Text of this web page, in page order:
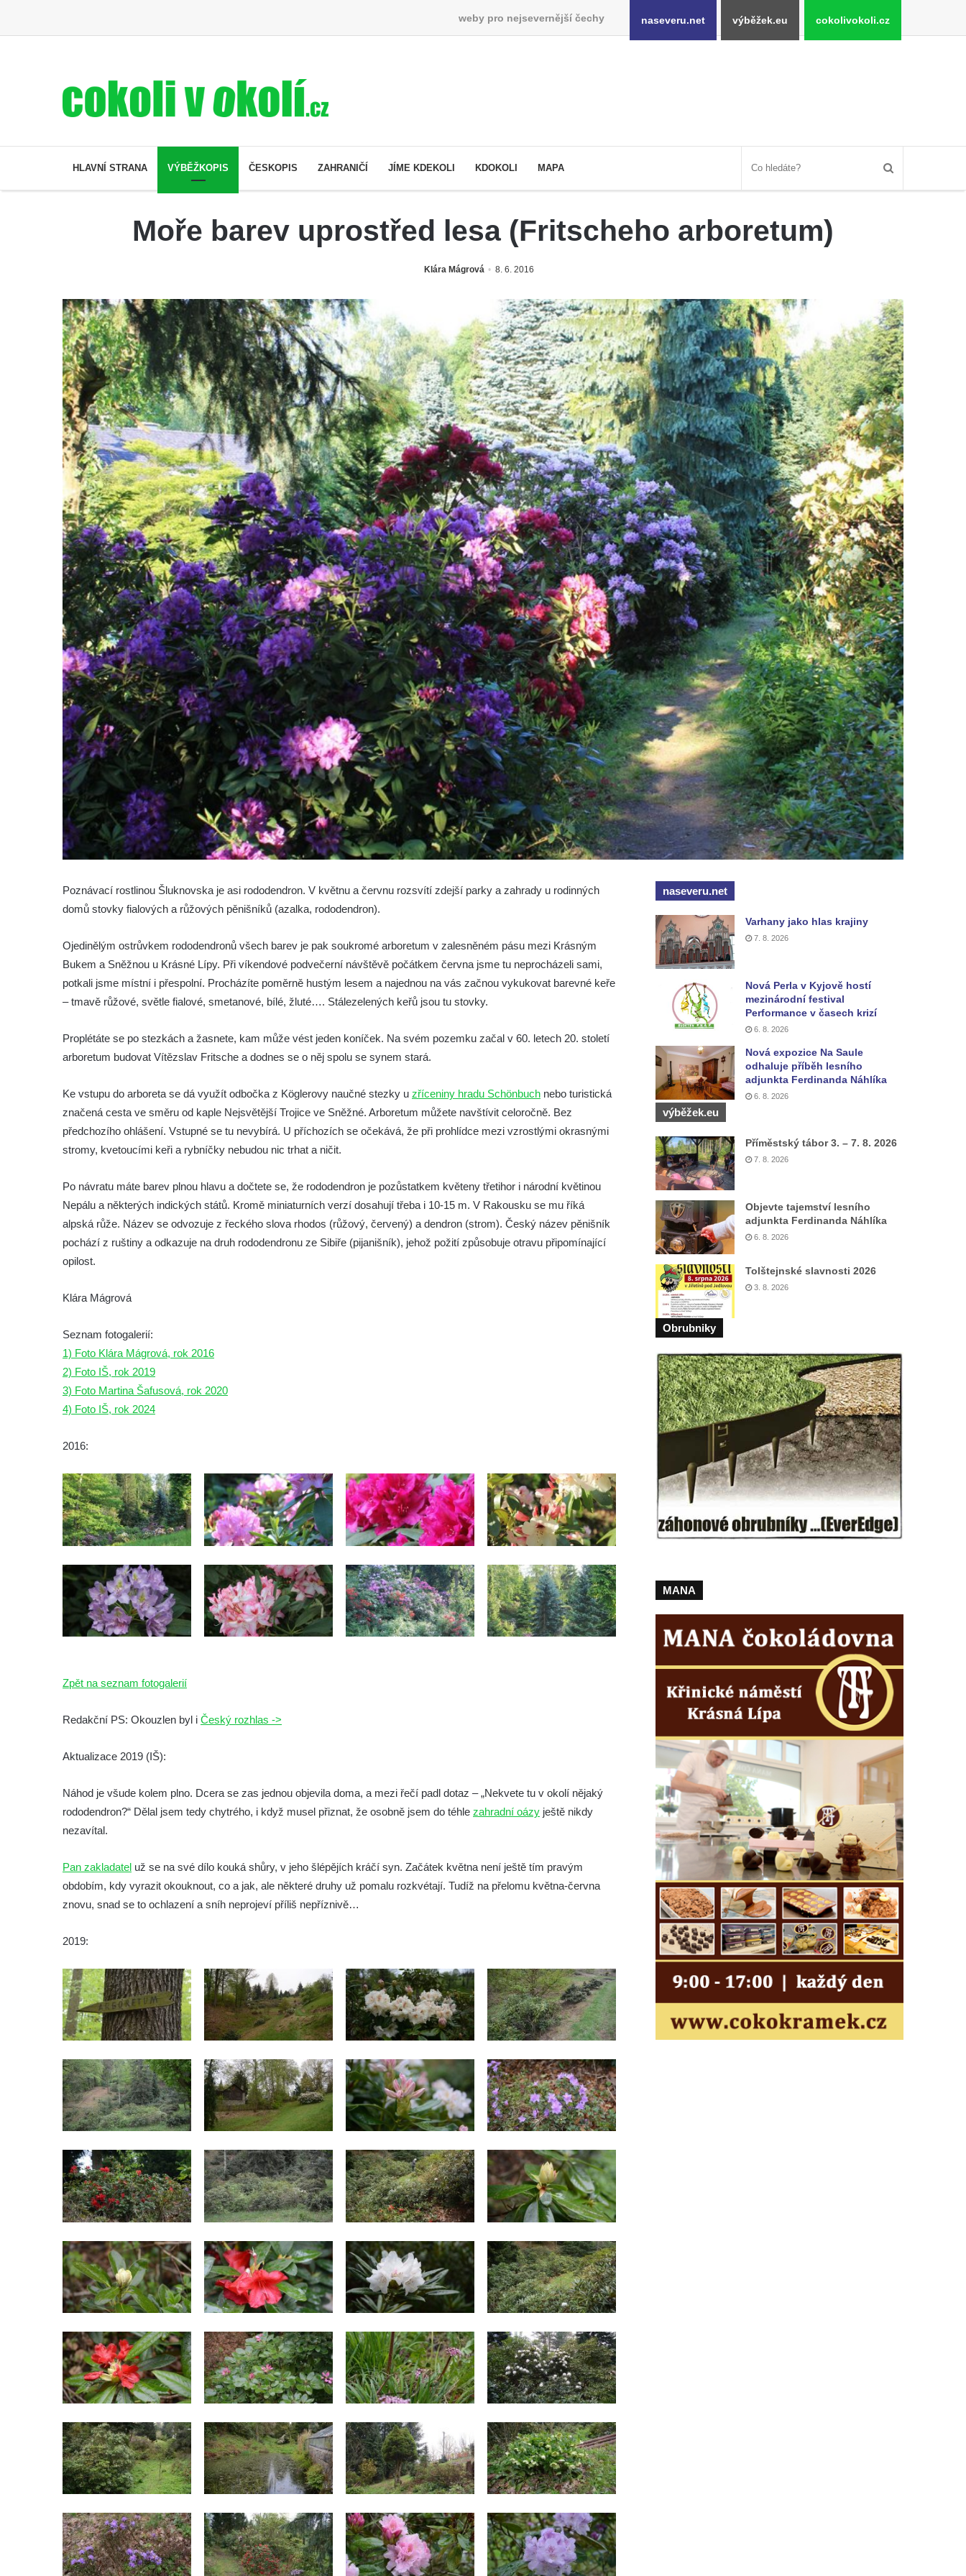
weby pro nejsevernější čechy naseveru.net výběžek.eu cokolivokoli.cz
HLAVNÍ STRANA VÝBĚŽKOPIS ČESKOPIS ZAHRANIČÍ JÍME KDEKOLI KDOKOLI MAPA
Moře barev uprostřed lesa (Fritscheho arboretum)
Klára Mágrová 8. 6. 2016
Poznávací rostlinou Šluknovska je asi rododendron. V květnu a červnu rozsvítí zdejší parky a zahrady u rodinných
domů stovky fialových a růžových pěnišníků (azalka, rododendron).
Ojedinělým ostrůvkem rododendronů všech barev je pak soukromé arboretum v zalesněném pásu mezi Krásným
Bukem a Sněžnou u Krásné Lípy. Při víkendové podvečerní návštěvě počátkem června jsme tu neprocházeli sami,
potkali jsme místní i přespolní. Procházíte poměrně hustým lesem a najednou na vás začnou vykukovat barevné keře
– tmavě růžové, světle fialové, smetanové, bílé, žluté…. Stálezelených keřů jsou tu stovky.
Proplétáte se po stezkách a žasnete, kam může vést jeden koníček. Na svém pozemku začal v 60. letech 20. století
arboretum budovat Vítězslav Fritsche a dodnes se o něj spolu se synem stará.
Ke vstupu do arboreta se dá využít odbočka z Köglerovy naučné stezky u zříceniny hradu Schönbuch nebo turistická
značená cesta ve směru od kaple Nejsvětější Trojice ve Sněžné. Arboretum můžete navštívit celoročně. Bez
předchozího ohlášení. Vstupné se tu nevybírá. U příchozích se očekává, že při prohlídce mezi vzrostlými okrasnými
stromy, kvetoucími keři a rybníčky nebudou nic trhat a ničit.
Po návratu máte barev plnou hlavu a dočtete se, že rododendron je pozůstatkem květeny třetihor i národní květinou
Nepálu a některých indických států. Kromě miniaturních verzí dosahují třeba i 10-15 m. V Rakousku se mu říká
alpská růže. Název se odvozuje z řeckého slova rhodos (růžový, červený) a dendron (strom). Český název pěnišník
pochází z ruštiny a odkazuje na druh rododendronu ze Sibiře (pijanišník), jehož požití způsobuje otravu připomínající
opilost.
Klára Mágrová
Seznam fotogalerií:
1) Foto Klára Mágrová, rok 2016
2) Foto IŠ, rok 2019
3) Foto Martina Šafusová, rok 2020
4) Foto IŠ, rok 2024
2016:
Zpět na seznam fotogalerií
Redakční PS: Okouzlen byl i Český rozhlas ->
Aktualizace 2019 (IŠ):
Náhod je všude kolem plno. Dcera se zas jednou objevila doma, a mezi řečí padl dotaz – „Nekvete tu v okolí nějaký
rododendron?“ Dělal jsem tedy chytrého, i když musel přiznat, že osobně jsem do téhle zahradní oázy ještě nikdy
nezavítal.
Pan zakladatel už se na své dílo kouká shůry, v jeho šlépějích kráčí syn. Začátek května není ještě tím pravým
obdobím, kdy vyrazit okouknout, co a jak, ale některé druhy už pomalu rozkvétají. Tudíž na přelomu května-června
znovu, snad se to ochlazení a sníh neprojeví příliš nepříznivě…
2019:
naseveru.net
Varhany jako hlas krajiny
7. 8. 2026
Nová Perla v Kyjově hostí
mezinárodní festival
Performance v časech krizí
6. 8. 2026
Nová expozice Na Saule
odhaluje příběh lesního
adjunkta Ferdinanda Náhlíka
6. 8. 2026
výběžek.eu
Příměstský tábor 3. – 7. 8. 2026
7. 8. 2026
Objevte tajemství lesního
adjunkta Ferdinanda Náhlíka
6. 8. 2026
Tolštejnské slavnosti 2026
3. 8. 2026
Obrubniky
MANA